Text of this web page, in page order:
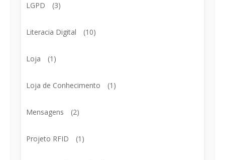
LGPD (3)
Literacia Digital (10)
Loja (1)
Loja de Conhecimento (1)
Mensagens (2)
Projeto RFID (1)